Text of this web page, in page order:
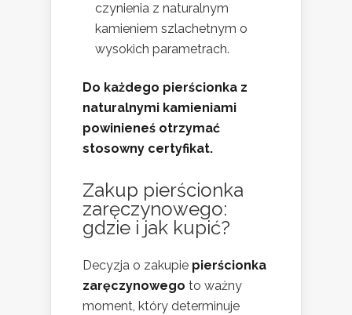
czynienia z naturalnym
kamieniem szlachetnym o
wysokich parametrach.
Do każdego pierścionka z
naturalnymi kamieniami
powinieneś otrzymać
stosowny certyfikat.
Zakup pierścionka
zaręczynowego:
gdzie i jak kupić?
Decyzja o zakupie pierścionka
zaręczynowego to ważny
moment, który determinuje